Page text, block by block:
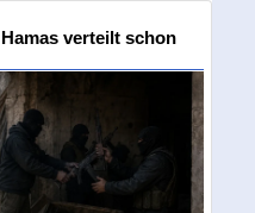
verteilt schon